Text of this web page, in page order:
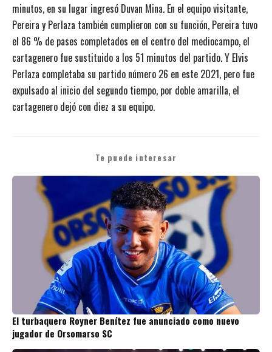
minutos, en su lugar ingresó Duvan Mina. En el equipo visitante,
Pereira y Perlaza también cumplieron con su función, Pereira tuvo
el 86 % de pases completados en el centro del mediocampo, el
cartagenero fue sustituido a los 51 minutos del partido. Y Elvis
Perlaza completaba su partido número 26 en este 2021, pero fue
expulsado al inicio del segundo tiempo, por doble amarilla, el
cartagenero dejó con diez a su equipo.
Te puede interesar
El turbaquero Royner Benítez fue anunciado como nuevo
jugador de Orsomarso SC